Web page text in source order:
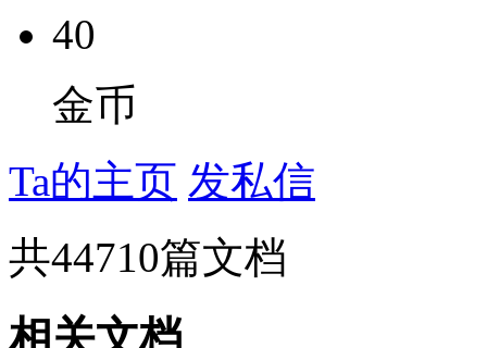
40
金币
Ta的主页 发私信
共44710篇文档
相关文档